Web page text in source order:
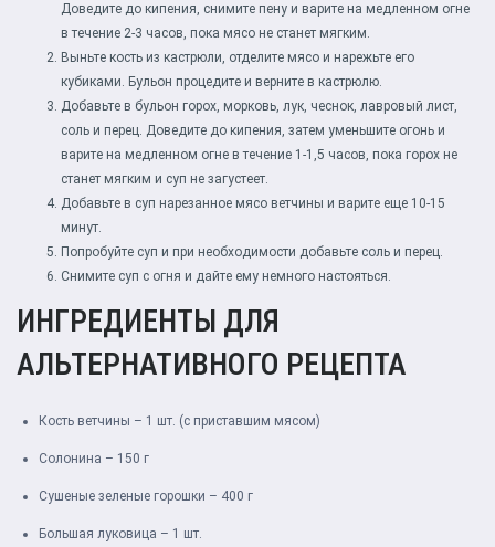
Доведите до кипения, снимите пену и варите на медленном огне
в течение 2-3 часов, пока мясо не станет мягким.
Выньте кость из кастрюли, отделите мясо и нарежьте его
кубиками. Бульон процедите и верните в кастрюлю.
Добавьте в бульон горох, морковь, лук, чеснок, лавровый лист,
соль и перец. Доведите до кипения, затем уменьшите огонь и
варите на медленном огне в течение 1-1,5 часов, пока горох не
станет мягким и суп не загустеет.
Добавьте в суп нарезанное мясо ветчины и варите еще 10-15
минут.
Попробуйте суп и при необходимости добавьте соль и перец.
Снимите суп с огня и дайте ему немного настояться.
ИНГРЕДИЕНТЫ ДЛЯ
АЛЬТЕРНАТИВНОГО РЕЦЕПТА
Кость ветчины – 1 шт. (с приставшим мясом)
Солонина – 150 г
Сушеные зеленые горошки – 400 г
Большая луковица – 1 шт.